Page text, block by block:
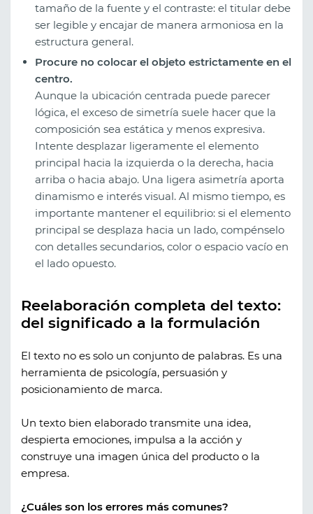
tamaño de la fuente y el contraste: el titular debe
ser legible y encajar de manera armoniosa en la
estructura general.
Procure no colocar el objeto estrictamente en el
centro.
Aunque la ubicación centrada puede parecer
lógica, el exceso de simetría suele hacer que la
composición sea estática y menos expresiva.
Intente desplazar ligeramente el elemento
principal hacia la izquierda o la derecha, hacia
arriba o hacia abajo. Una ligera asimetría aporta
dinamismo e interés visual. Al mismo tiempo, es
importante mantener el equilibrio: si el elemento
principal se desplaza hacia un lado, compénselo
con detalles secundarios, color o espacio vacío en
el lado opuesto.
Reelaboración completa del texto:
del significado a la formulación
El texto no es solo un conjunto de palabras. Es una
herramienta de psicología, persuasión y
posicionamiento de marca.
Un texto bien elaborado transmite una idea,
despierta emociones, impulsa a la acción y
construye una imagen única del producto o la
empresa.
¿Cuáles son los errores más comunes?